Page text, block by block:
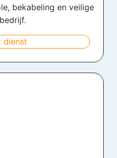
bekabeling en veilige
dienst